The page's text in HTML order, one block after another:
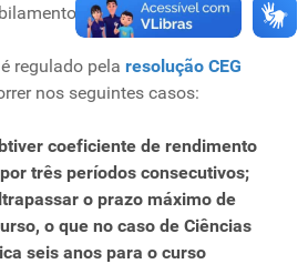
regulado pela resolução CEG
nos seguintes casos:
coeficiente de rendimento
três períodos consecutivos;
o prazo máximo de
o que no caso de Ciências
seis anos para o curso